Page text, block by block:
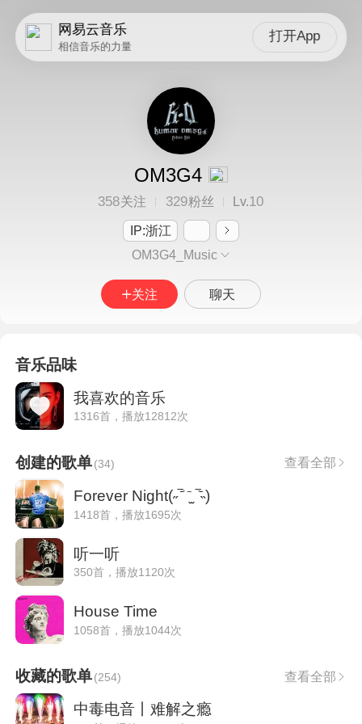
网易云音乐
相信音乐的力量
打开App
OM3G4
358关注 329粉丝 Lv.10
IP:浙江
OM3G4_Music
关注 聊天
音乐品味
我喜欢的音乐
1316首，播放12812次
创建的歌单(34) 查看全部
Forever Night(˶‾᷄ ⁻̫ ‾᷅˵)
1418首，播放1695次
听一听
350首，播放1120次
House Time
1058首，播放1044次
收藏的歌单(254) 查看全部
中毒电音丨难解之瘾